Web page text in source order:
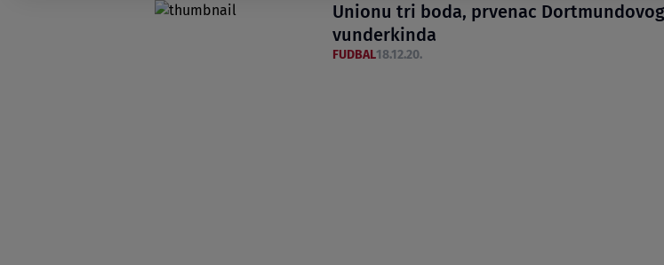
Unionu tri boda, prvenac Dortmundovog
vunderkinda
FUDBAL18.12.20.